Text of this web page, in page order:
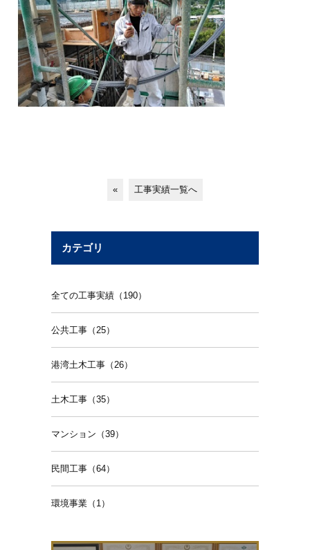
« 工事実績一覧へ
カテゴリ
全ての工事実績（190）
公共工事（25）
港湾土木工事（26）
土木工事（35）
マンション（39）
民間工事（64）
環境事業（1）